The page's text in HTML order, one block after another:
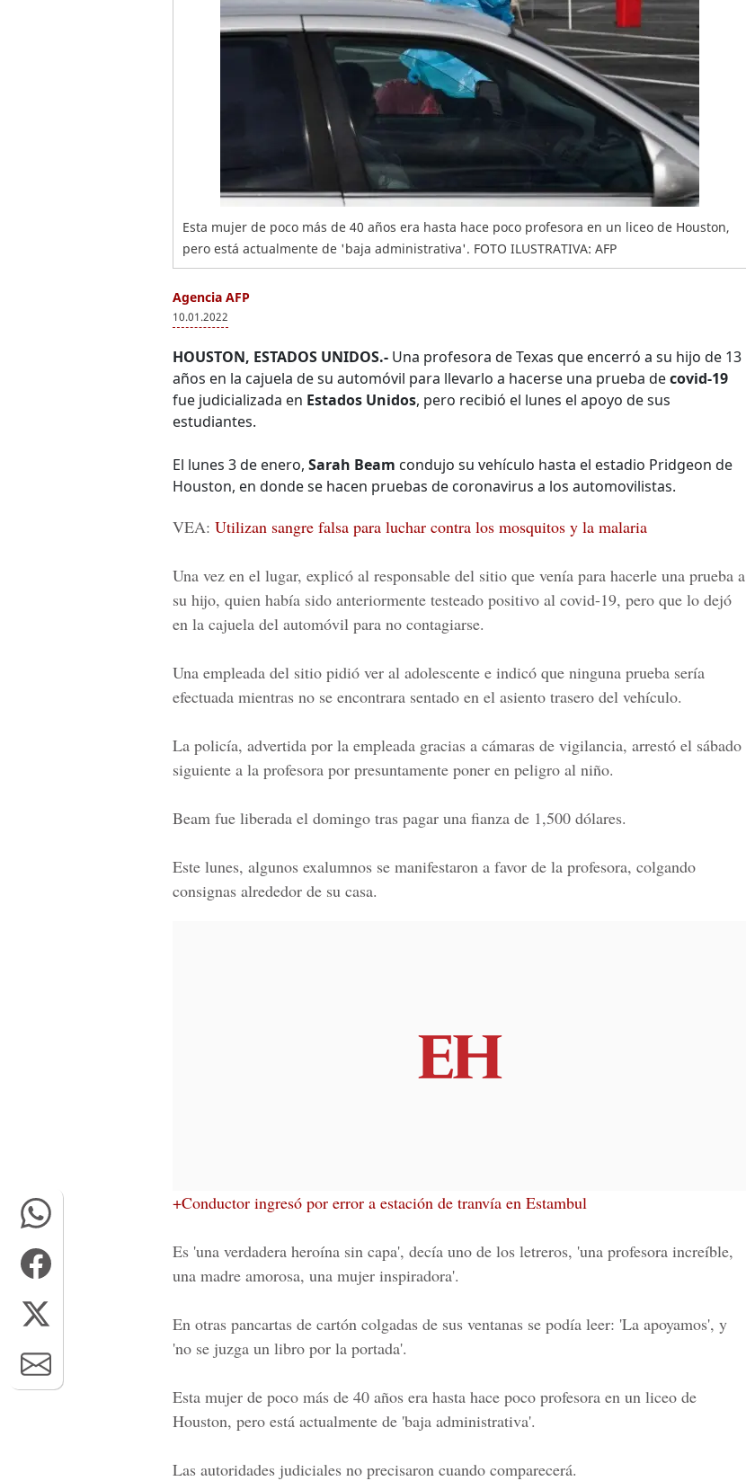
Esta mujer de poco más de 40 años era hasta hace poco profesora en un liceo de Houston,
pero está actualmente de 'baja administrativa'. FOTO ILUSTRATIVA: AFP
Agencia AFP
10.01.2022
HOUSTON, ESTADOS UNIDOS.- Una profesora de Texas que encerró a su hijo de 13
años en la cajuela de su automóvil para llevarlo a hacerse una prueba decovid-19
fue judicializada en Estados Unidos, pero recibió el lunes el apoyo de sus
estudiantes.
El lunes 3 de enero, Sarah Beam condujo su vehículo hasta el estadio Pridgeon de
Houston, en donde se hacen pruebas de coronavirus a los automovilistas.
VEA: Utilizan sangre falsa para luchar contra los mosquitos y la malaria
Una vez en el lugar, explicó al responsable del sitio que venía para hacerle una prueba a
su hijo, quien había sido anteriormente testeado positivo al covid-19, pero que lo dejó
en la cajuela del automóvil para no contagiarse.
Una empleada del sitio pidió ver al adolescente e indicó que ninguna prueba sería
efectuada mientras no se encontrara sentado en el asiento trasero del vehículo.
La policía, advertida por la empleada gracias a cámaras de vigilancia, arrestó el sábado
siguiente a la profesora por presuntamente poner en peligro al niño.
Beam fue liberada el domingo tras pagar una fianza de 1,500 dólares.
Este lunes, algunos exalumnos se manifestaron a favor de la profesora, colgando
consignas alrededor de su casa.
+Conductor ingresó por error a estación de tranvía en Estambul
Es 'una verdadera heroína sin capa', decía uno de los letreros, 'una profesora increíble,
una madre amorosa, una mujer inspiradora'.
En otras pancartas de cartón colgadas de sus ventanas se podía leer: 'La apoyamos', y
'no se juzga un libro por la portada'.
Esta mujer de poco más de 40 años era hasta hace poco profesora en un liceo de
Houston, pero está actualmente de 'baja administrativa'.
Las autoridades judiciales no precisaron cuando comparecerá.